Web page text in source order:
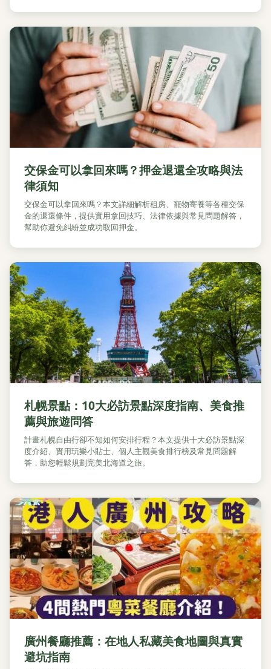
交保金可以拿回來嗎？押金退還全攻略與法
律須知
交保金可以拿回來嗎？本文詳細解析租房、寵物寄養等各種交保
金的退還條件，提供實用拿回技巧、法律依據與常見問題解答，
幫助你避免糾紛並成功取回押金。
札幌景點：10大必訪景點深度指南、美食推
薦與旅遊問答
計畫札幌自由行卻不知如何安排行程？本文提供十大必訪景點深
度介紹、實用玩樂小貼士、個人主觀美食排行榜及常見問題解
答，助您輕鬆規劃完美北海道之旅。
廣州餐廳推薦：在地人私藏美食地圖與真實
避坑指南